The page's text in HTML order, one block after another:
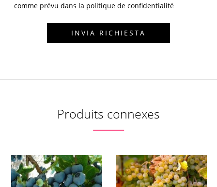
comme prévu dans la politique de confidentialité
Produits connexes